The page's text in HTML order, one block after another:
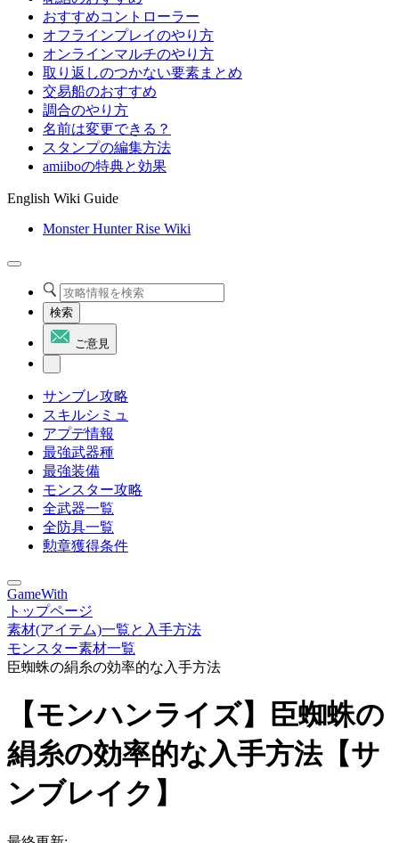
おすすめコントローラー
オフラインプレイのやり方
オンラインマルチのやり方
取り返しのつかない要素まとめ
交易船のおすすめ
調合のやり方
名前は変更できる？
スタンプの編集方法
amiiboの特典と効果
English Wiki Guide
Monster Hunter Rise Wiki
検索
ご意見
サンブレ攻略
スキルシミュ
アプデ情報
最強武器種
最強装備
モンスター攻略
全武器一覧
全防具一覧
勲章獲得条件
GameWith
トップページ
素材(アイテム)一覧と入手方法
モンスター素材一覧
臣蜘蛛の絹糸の効率的な入手方法
【モンハンライズ】臣蜘蛛の
絹糸の効率的な入手方法【サ
ンブレイク】